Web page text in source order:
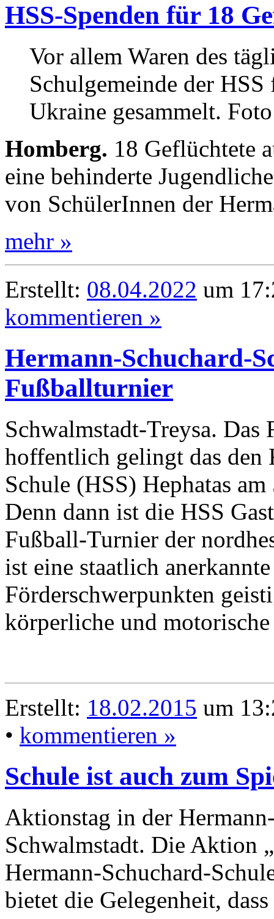
HSS-Spenden für 18
Vor allem Waren des
Schulgemeinde der
Ukraine gesammelt.
Homberg. 18 Geflüchtete
eine behinderte
von SchülerInnen der
mehr »
Erstellt: 08.04.2022 um
kommentieren »
Hermann-Schuchard-
Fußballturnier
Schwalmstadt-Treysa. Das
hoffentlich gelingt das den
Schule (HSS) Hephatas
Denn dann ist die HSS
Fußball-Turnier der
ist eine staatlich
Förderschwerpunkten
körperliche und
Erstellt: 18.02.2015 um
• kommentieren »
Schule ist auch zum
Aktionstag in der
Schwalmstadt. Die Aktion
Hermann-Schuchard-
bietet die Gelegenheit,